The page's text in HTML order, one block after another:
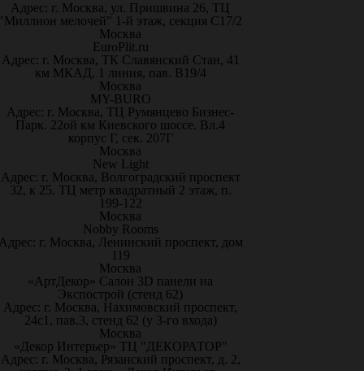
Адрес: г. Москва, ул. Пришвина 26, ТЦ
мелочей" 1-й этаж, секция С17/2
Москва
EuroPlit.ru
Адрес: г. Москва, ТК Славянский Стан, 41
км МКАД, 1 линия, пав. В19/4
Москва
MY-BURO
Адрес: г. Москва, ТЦ Румянцево Бизнес-
Парк. 22ой км Киевского шоссе. Вл.4
корпус Г, сек. 207Г
Москва
New Light
Адрес: г. Москва, Волгоградский проспект
32, к 25. ТЦ метр квадратный 2 этаж, п.
199-122
Москва
Nobby Rooms
г. Москва, Ленинский проспект, дом
119
Москва
«АртДекор» Салон 3D панели на
Экспострой (стенд 62)
Адрес: г. Москва, Нахимовский проспект,
24с1, пав.3, стенд 62 (у 3-го входа)
Москва
«Декор Интерьер» ТЦ "ДЕКОРАТОР"
Адрес: г. Москва, Рязанский проспект, д. 2,